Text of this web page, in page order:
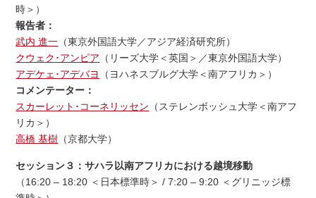
時＞）
報告者：
武内 進一 （東京外国語大学／アジア経済研究所）
クウェク･アンピア （リーズ大学＜英国＞／東京外国語大学）
アデケェ･アデバヨ
（ヨハネスブルグ大学＜南アフリカ＞）
コメンテーター：
スカーレット･コーネリッセン （ステレンボッシュ大学＜南アフ
リカ＞）
高橋 基樹 （京都大学）
セッション３：サハラ以南アフリカにおける越境移動
（16:20 – 18:20 ＜日本標準時＞ / 7:20 – 9:20 ＜グリニッジ標